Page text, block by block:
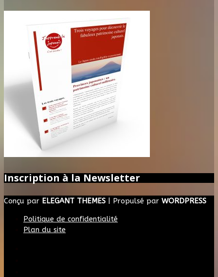
Inscription à la Newsletter
Conçu par ELEGANT THEMES | Propulsé par WORDPRESS
Politique de confidentialité
Plan du site